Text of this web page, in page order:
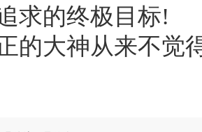
求的终极目标!
大神从来不觉得